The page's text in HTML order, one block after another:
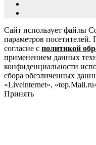
Сайт использует файлы
параметров посетителей.
согласие с политикой
применением данных
конфиденциальности
сбора обезличенных
«Liveinternet»,
Принять